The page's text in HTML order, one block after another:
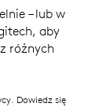
– lub w
aby
różnych
Dowiedz się